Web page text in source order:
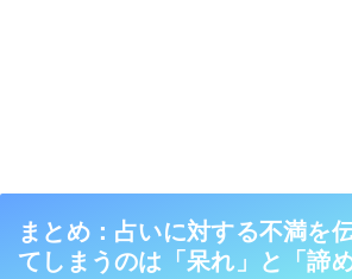
まとめ：占いに対する不満を
てしまうのは「呆れ」と「諦め